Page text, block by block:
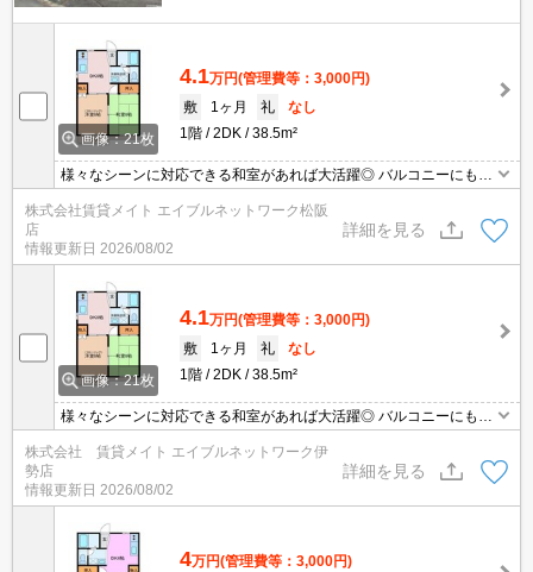
画像：21枚
4.1万円(管理費等：3,000円)
敷
1ヶ月 礼
なし
1階
2DK 38.5m²
様々なシーンに対応できる和室があれば大活躍◎ バルコニーにもお
部屋にも光をたくさん取り込めるため洗濯物やお布団も日を浴びて
よく乾きます♪
株式会社賃貸メイト エイブルネットワーク松阪
店
情報更新日 2026/08/02
詳細を見る
画像：21枚
4.1万円(管理費等：3,000円)
敷
1ヶ月 礼
なし
1階
2DK 38.5m²
様々なシーンに対応できる和室があれば大活躍◎ バルコニーにもお
部屋にも光をたくさん取り込めるため洗濯物やお布団も日を浴びて
よく乾きます♪
株式会社 賃貸メイト エイブルネットワーク伊
勢店
情報更新日 2026/08/02
詳細を見る
4万円(管理費等：3,000円)